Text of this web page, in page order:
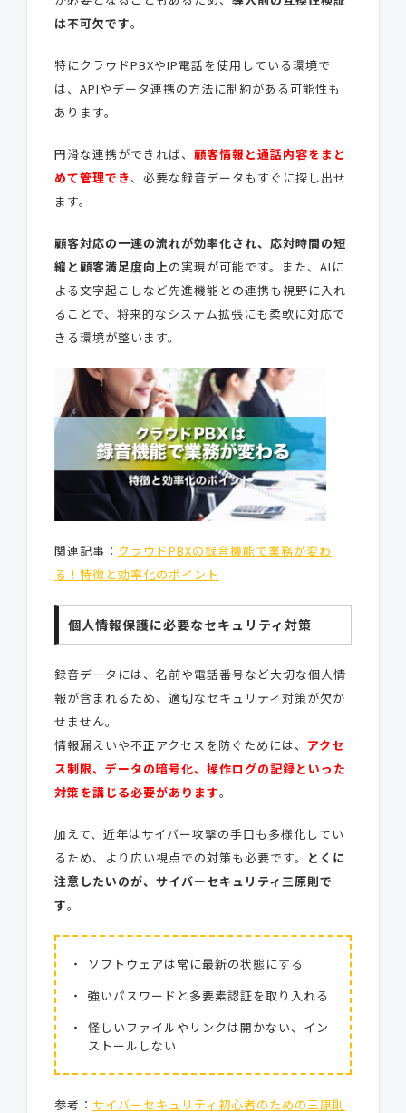
は不可欠です。
特にクラウドPBXやIP電話を使用している環境で
は、APIやデータ連携の方法に制約がある可能性も
あります。
円滑な連携ができれば、 顧客情報と通話内容をまと
めて管理でき、必要な録音データもすぐに探し出せ
ます。
顧客対応の一連の流れが効率化され、応対時間の短
縮と顧客満足度向上の実現が可能です。また、AIに
よる文字起こしなど先進機能との連携も視野に入れ
ることで、将来的なシステム拡張にも柔軟に対応で
きる環境が整います。
関連記事： クラウドPBXの録音機能で業務が変わ
る！特徴と効率化のポイント
個人情報保護に必要なセキュリティ対策
録音データには、名前や電話番号など大切な個人情
報が含まれるため、適切なセキュリティ対策が欠か
せません。
情報漏えいや不正アクセスを防ぐためには、 アクセ
ス制限、データの暗号化、操作ログの記録といった
対策を講じる必要があります。
加えて、近年はサイバー攻撃の手口も多様化してい
るため、より広い視点での対策も必要です。
とくに
注意したいのが、サイバーセキュリティ三原則で
す。
ソフトウェアは常に最新の状態にする
強いパスワードと多要素認証を取り入れる
怪しいファイルやリンクは開かない、イン
ストールしない
参考： サイバーセキュリティ初心者のための三原則